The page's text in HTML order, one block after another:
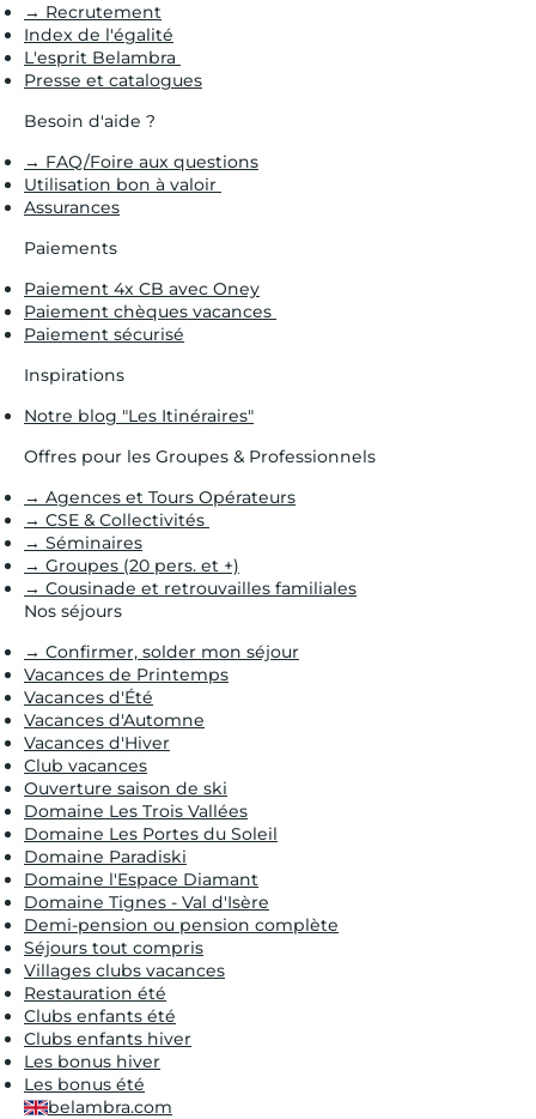
→ Recrutement
Index de l'égalité
L'esprit Belambra
Presse et catalogues
Besoin d'aide ?
→ FAQ/Foire aux questions
Utilisation bon à valoir
Assurances
Paiements
Paiement 4x CB avec Oney
Paiement chèques vacances
Paiement sécurisé
Inspirations
Notre blog "Les Itinéraires"
Offres pour les Groupes & Professionnels
→ Agences et Tours Opérateurs
→ CSE & Collectivités
→ Séminaires
→ Groupes (20 pers. et +)
→ Cousinade et retrouvailles familiales
Nos séjours
→ Confirmer, solder mon séjour
Vacances de Printemps
Vacances d'Été
Vacances d'Automne
Vacances d'Hiver
Club vacances
Ouverture saison de ski
Domaine Les Trois Vallées
Domaine Les Portes du Soleil
Domaine Paradiski
Domaine l'Espace Diamant
Domaine Tignes - Val d'Isère
Demi-pension ou pension complète
Séjours tout compris
Villages clubs vacances
Restauration été
Clubs enfants été
Clubs enfants hiver
Les bonus hiver
Les bonus été
belambra.com